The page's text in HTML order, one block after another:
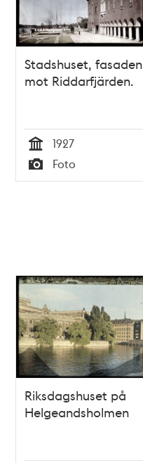
Stadshuset, fasaden
mot Riddarfjärden.
Tid
1927
Typ
Foto
Riksdagshuset på
Helgeandsholmen